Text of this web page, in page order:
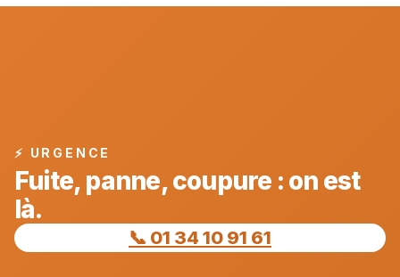
⚡ URGENCE
Fuite, panne, coupure : on est
là.
📞 01 34 10 91 61